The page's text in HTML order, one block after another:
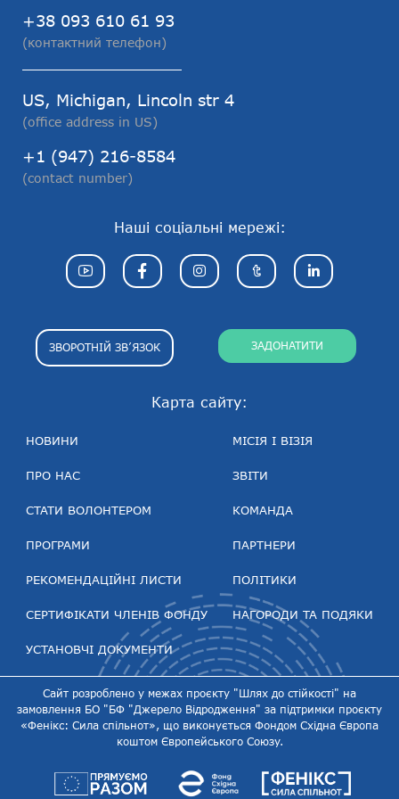
+38 093 610 61 93
(контактний телефон)
US, Michigan, Lincoln str 4
(office address in US)
+1 (947) 216-8584
(contact number)
Карта сайту:
НОВИНИ
ПРО НАС
СТАТИ ВОЛОНТЕРОМ
ПРОГРАМИ
РЕКОМЕНДАЦІЙНІ ЛИСТИ
СЕРТИФІКАТИ ЧЛЕНІВ ФОНДУ
УСТАНОВЧІ ДОКУМЕНТИ
МІСІЯ І ВІЗІЯ
ЗВІТИ
КОМАНДА
ПАРТНЕРИ
ПОЛІТИКИ
НАГОРОДИ ТА ПОДЯКИ
Наші соціальні мережі:
ЗВОРОТНІЙ ЗВ’ЯЗОК ЗАДОНАТИТИ
Сайт розроблено у межах проєкту "Шлях до стійкості" на
замовлення БО "БФ "Джерело Відродження" за підтримки проєкту
«Фенікс: Сила спільнот», що виконується Фондом Східна Європа
коштом Європейського Союзу.